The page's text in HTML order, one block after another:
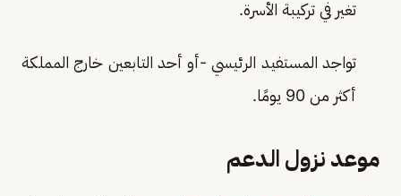
تغير في تركيبة الأسرة.
تواجد المستفيد الرئيسي -أو أحد التابعين خارج المملكة
أكثر من 90 يومًا.
موعد نزول الدعم